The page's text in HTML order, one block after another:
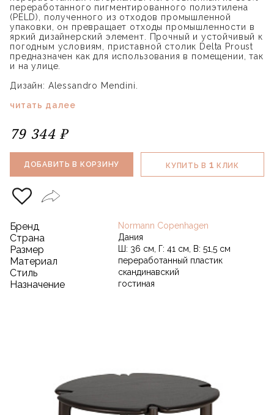
переработанного пигментированного полиэтилена
(PELD), полученного из отходов промышленной
упаковки, он превращает отходы промышленности в
яркий дизайнерский элемент. Прочный и устойчивый к
погодным условиям, приставной столик Delta Proust
предназначен как для использования в помещении, так
и на улице.
Дизайн: Alessandro Mendini.
читать далее
79 344 ₽
ДОБАВИТЬ В КОРЗИНУ КУПИТЬ В 1 КЛИК
Бренд Normann Copenhagen
Страна Дания
Размер Ш: 36 см, Г: 41 см, В: 51,5 см
Материал переработанный пластик
Стиль скандинавский
Назначение гостиная